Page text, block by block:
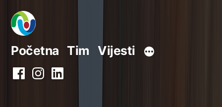
Preskoči
sadržaj
Početna Tim Vijesti
FacebookInstagramLinkedIn